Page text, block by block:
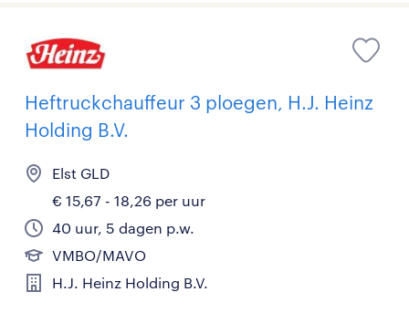
Heftruckchauffeur 3 ploegen, H.J. Heinz
Holding B.V.
Elst GLD
€ 15,67 - 18,26 per uur
40 uur, 5 dagen p.w.
VMBO/MAVO
H.J. Heinz Holding B.V.